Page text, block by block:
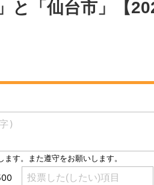
と「仙台市」【